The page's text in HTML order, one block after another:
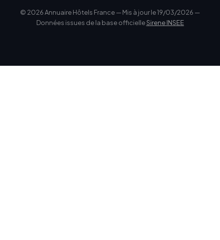
© 2026 Annuaire Hôtels France — Mis à jour le 19/03/2026 —
Données issues de la base officielleSirene INSEE